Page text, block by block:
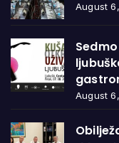
August
August